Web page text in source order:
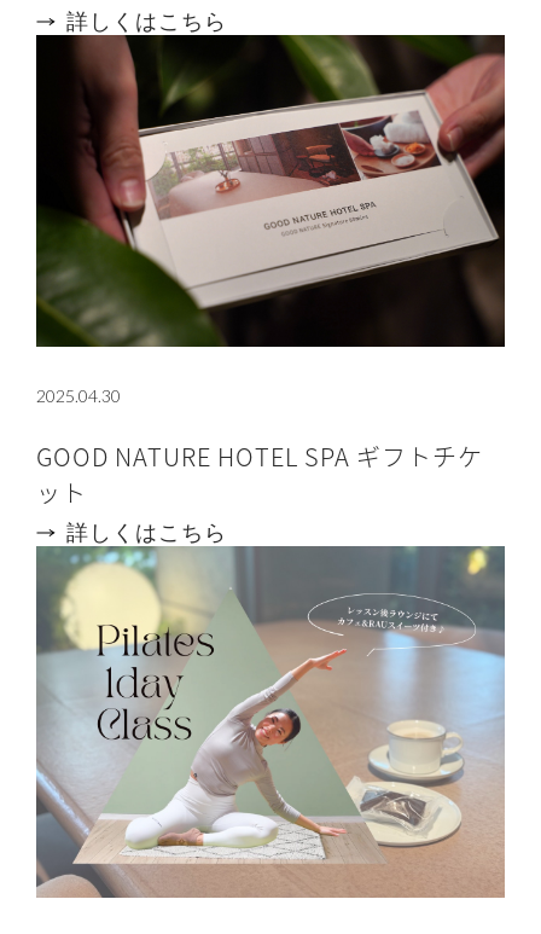
詳しくはこちら
2025.04.30
GOOD NATURE HOTEL SPA ギフトチケ
ット
詳しくはこちら